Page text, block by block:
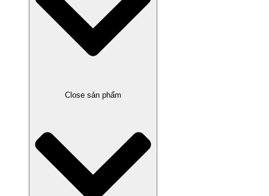
Close sản phẩm